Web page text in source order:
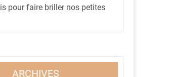
pour faire briller nos petites
ARCHIVES